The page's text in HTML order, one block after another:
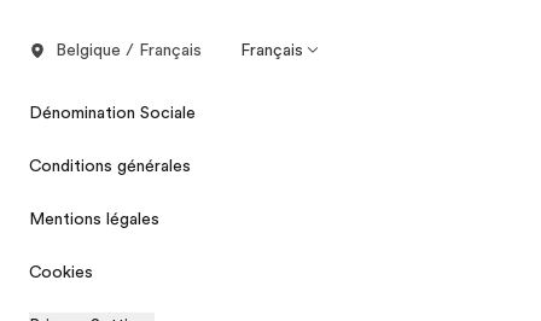
Belgique / Français Français
Dénomination Sociale
Conditions générales
Mentions légales
Cookies